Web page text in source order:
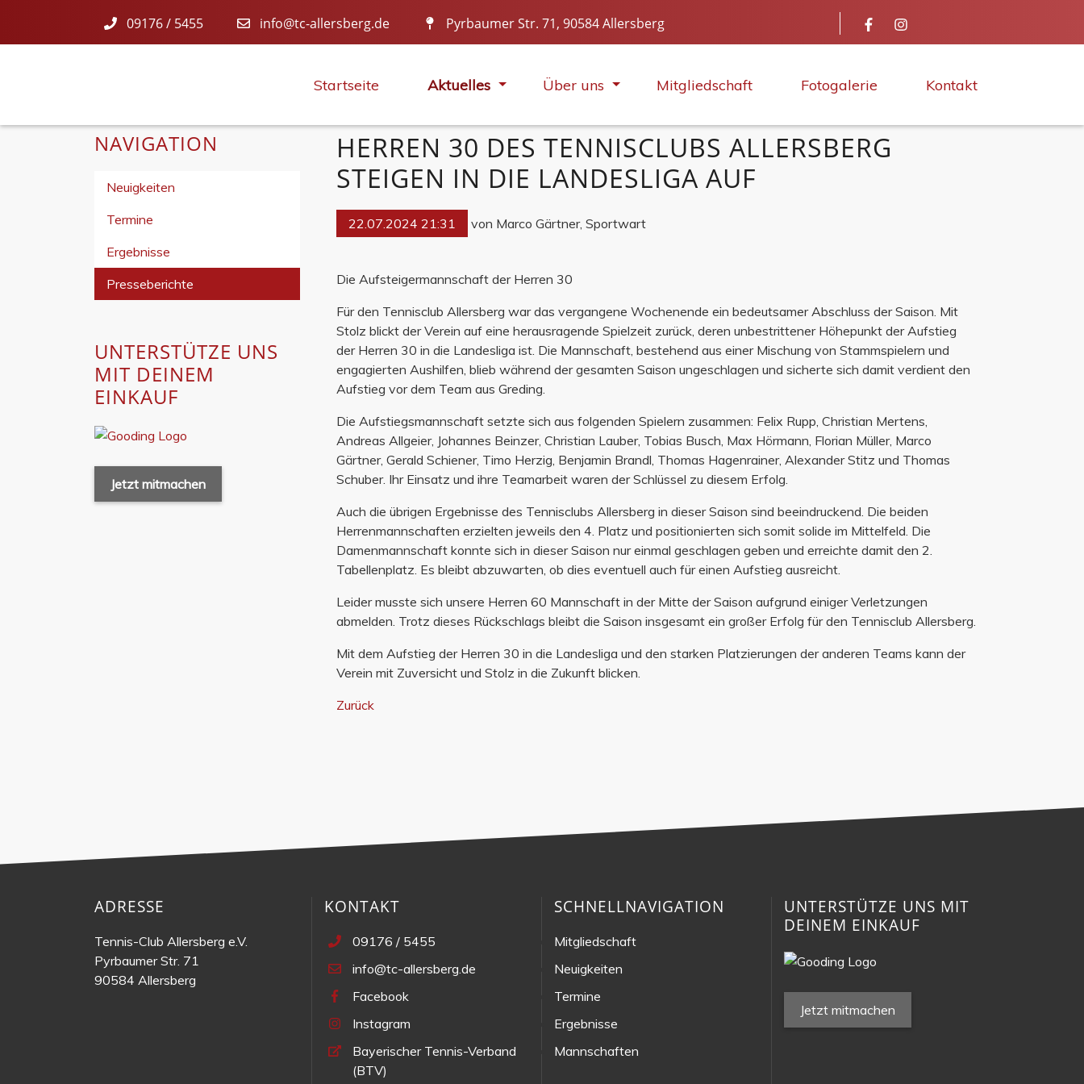
09176 / 5455 info@tc-allersberg.de Pyrbaumer Str. 71, 90584 Allersberg
Startseite Aktuelles Über uns Mitgliedschaft Fotogalerie Kontakt
IN ALLER MUNDE
HERREN 30 DES TENNISCLUBS ALLERSBERG
STEIGEN IN DIE LANDESLIGA AUF
22.07.2024 21:31 von Marco Gärtner, Sportwart
Die Aufsteigermannschaft der Herren 30
Für den Tennisclub Allersberg war das vergangene Wochenende ein bedeutsamer Abschluss der Saison. Mit
Stolz blickt der Verein auf eine herausragende Spielzeit zurück, deren unbestrittener Höhepunkt der Aufstieg
der Herren 30 in die Landesliga ist. Die Mannschaft, bestehend aus einer Mischung von Stammspielern und
engagierten Aushilfen, blieb während der gesamten Saison ungeschlagen und sicherte sich damit verdient den
Aufstieg vor dem Team aus Greding.
Die Aufstiegsmannschaft setzte sich aus folgenden Spielern zusammen: Felix Rupp, Christian Mertens,
Andreas Allgeier, Johannes Beinzer, Christian Lauber, Tobias Busch, Max Hörmann, Florian Müller, Marco
Gärtner, Gerald Schiener, Timo Herzig, Benjamin Brandl, Thomas Hagenrainer, Alexander Stitz und Thomas
Schuber. Ihr Einsatz und ihre Teamarbeit waren der Schlüssel zu diesem Erfolg.
Auch die übrigen Ergebnisse des Tennisclubs Allersberg in dieser Saison sind beeindruckend. Die beiden
Herrenmannschaften erzielten jeweils den 4. Platz und positionierten sich somit solide im Mittelfeld. Die
Damenmannschaft konnte sich in dieser Saison nur einmal geschlagen geben und erreichte damit den 2.
Tabellenplatz. Es bleibt abzuwarten, ob dies eventuell auch für einen Aufstieg ausreicht.
Leider musste sich unsere Herren 60 Mannschaft in der Mitte der Saison aufgrund einiger Verletzungen
abmelden. Trotz dieses Rückschlags bleibt die Saison insgesamt ein großer Erfolg für den Tennisclub Allersberg.
Mit dem Aufstieg der Herren 30 in die Landesliga und den starken Platzierungen der anderen Teams kann der
Verein mit Zuversicht und Stolz in die Zukunft blicken.
Zurück
NAVIGATION
Neuigkeiten
Termine
Ergebnisse
Presseberichte
UNTERSTÜTZE UNS
MIT DEINEM
EINKAUF
Jetzt mitmachen
ADRESSE
Tennis-Club Allersberg e.V.
Pyrbaumer Str. 71
90584 Allersberg
KONTAKT
09176 / 5455
info@tc-allersberg.de
Facebook
Instagram
Bayerischer Tennis-Verband
(BTV)
SCHNELLNAVIGATION
Mitgliedschaft
Neuigkeiten
Termine
Ergebnisse
Mannschaften
UNTERSTÜTZE UNS MIT
DEINEM EINKAUF
Jetzt mitmachen